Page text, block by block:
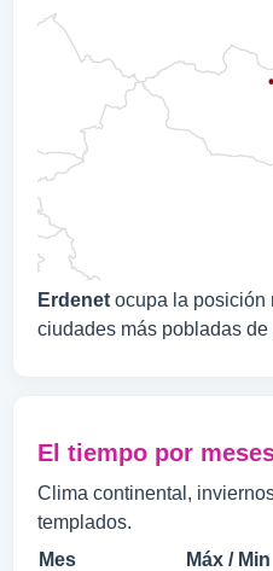
Erdenet ocupa la posición
ciudades más pobladas de
El tiempo por
Clima continental,
templados.
Mes
Máx / Min